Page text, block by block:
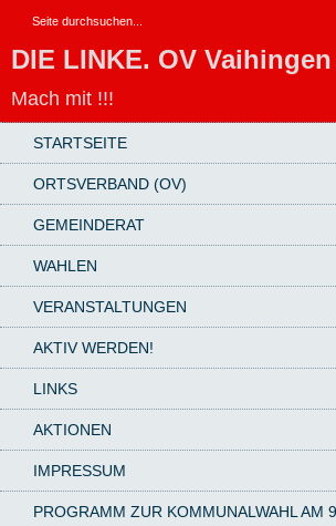
DIE LINKE. OV Vaihingen
Mach mit !!!
STARTSEITE
ORTSVERBAND (OV)
GEMEINDERAT
WAHLEN
VERANSTALTUNGEN
AKTIV WERDEN!
LINKS
AKTIONEN
IMPRESSUM
PROGRAMM ZUR KOMMUNALWAHL AM